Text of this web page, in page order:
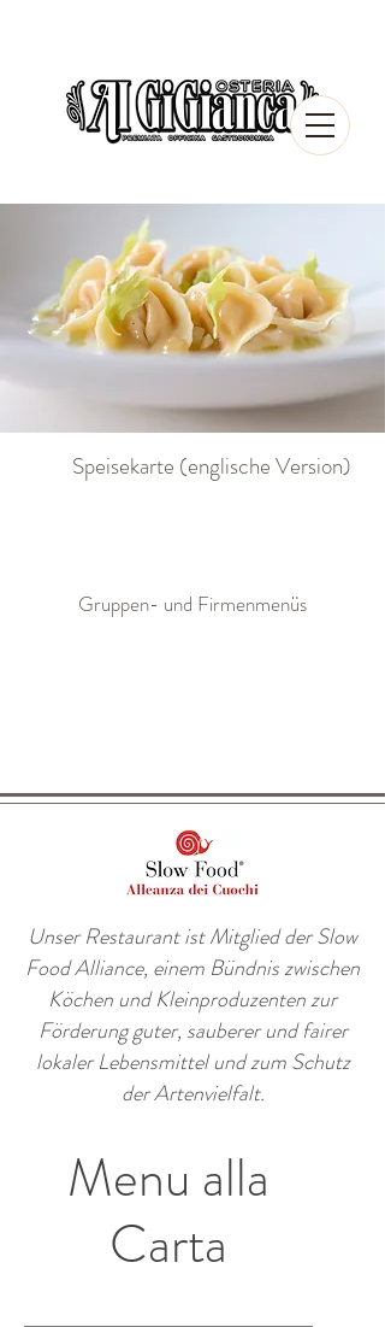
Speisekarte (englische Version)
Gruppen- und Firmenmenüs
Unser Restaurant ist Mitglied der Slow
Food Alliance, einem Bündnis zwischen
Köchen und Kleinproduzenten zur
Förderung guter, sauberer und fairer
lokaler Lebensmittel und zum Schutz
der Artenvielfalt.
Menu alla
Carta